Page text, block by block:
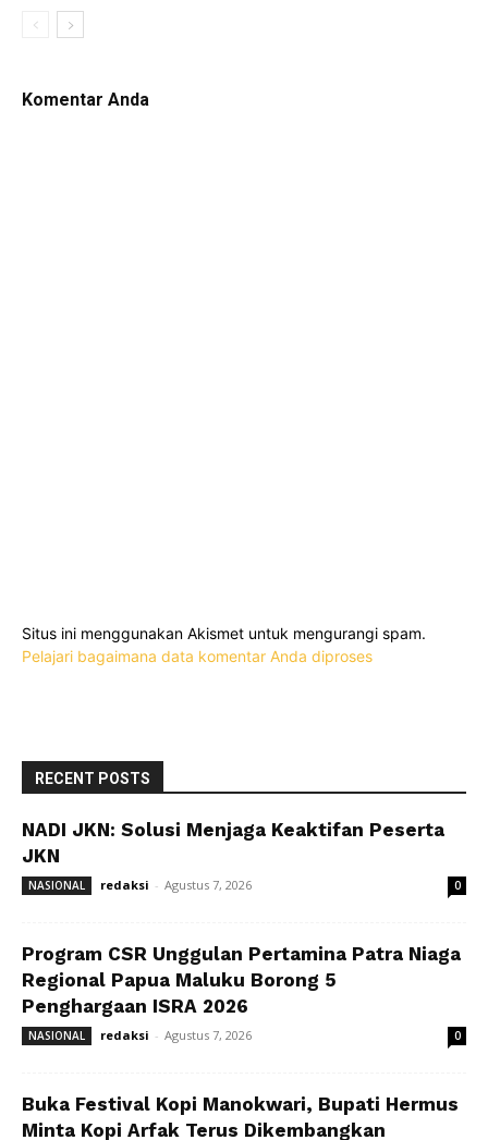
Komentar Anda
Situs ini menggunakan Akismet untuk mengurangi spam.
Pelajari bagaimana data komentar Anda diproses
RECENT POSTS
NADI JKN: Solusi Menjaga Keaktifan Peserta
JKN
NASIONAL redaksi - Agustus 7, 2026 0
Program CSR Unggulan Pertamina Patra Niaga
Regional Papua Maluku Borong 5
Penghargaan ISRA 2026
NASIONAL redaksi - Agustus 7, 2026 0
Buka Festival Kopi Manokwari, Bupati Hermus
Minta Kopi Arfak Terus Dikembangkan